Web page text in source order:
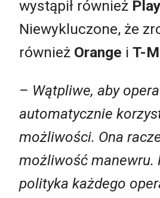
wystąpił również Play
Niewykluczone, że
również Orange i T-
– Wątpliwe, aby
automatycznie
możliwości. Ona
możliwość manewru.
polityka każdego